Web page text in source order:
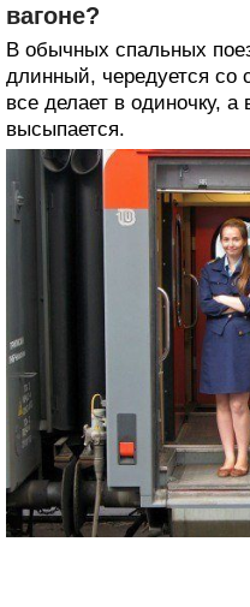
вагоне?
В обычных спальных
длинный, чередуется со
все делает в одиночку, а
высыпается.